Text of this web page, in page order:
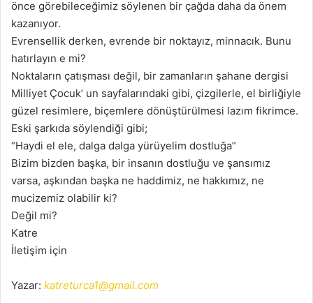
önce görebileceğimiz söylenen bir çağda daha da önem
kazanıyor.
Evrensellik derken, evrende bir noktayız, minnacık. Bunu
hatırlayın e mi?
Noktaların çatışması değil, bir zamanların şahane dergisi
Milliyet Çocuk’ un sayfalarındaki gibi, çizgilerle, el birliğiyle
güzel resimlere, biçemlere dönüştürülmesi lazım fikrimce.
Eski şarkıda söylendiği gibi;
“Haydi el ele, dalga dalga yürüyelim dostluğa”
Bizim bizden başka, bir insanın dostluğu ve şansımız
varsa, aşkından başka ne haddimiz, ne hakkımız, ne
mucizemiz olabilir ki?
Değil mi?
Katre
İletişim için
Yazar: katreturca1@gmail.com